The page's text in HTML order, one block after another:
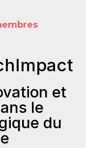
et
le
du